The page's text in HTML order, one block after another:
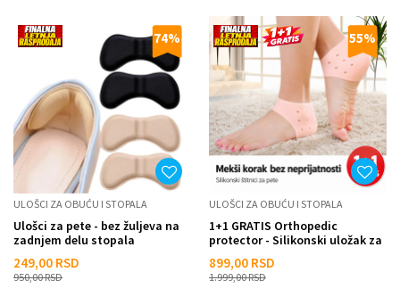
74%
ULOŠCI ZA OBUĆU I STOPALA
Ulošci za pete - bez žuljeva na
zadnjem delu stopala
249,00 RSD
950,00RSD
55%
ULOŠCI ZA OBUĆU I STOPALA
1+1 GRATIS Orthopedic
protector - Silikonski uložak za
899,00 RSD
1.999,00RSD